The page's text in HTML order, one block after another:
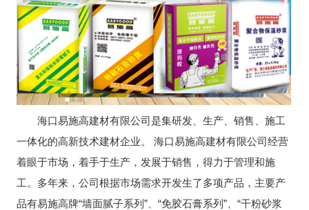
海口易施高建材有限公司是集研发、生产、销售、施工
一体化的高新技术建材企业。 海口易施高建材有限公司经营
着眼于市场，着手于生产，发展于销售，得力于管理和施
工。多年来，公司根据市场需求开发生了多项产品，主要产
品有易施高牌“墙面腻子系列”、“免胶石膏系列”、“干粉砂浆